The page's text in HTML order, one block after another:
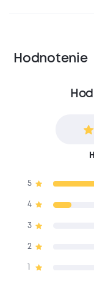
Hodnotenie
5
4
3
2